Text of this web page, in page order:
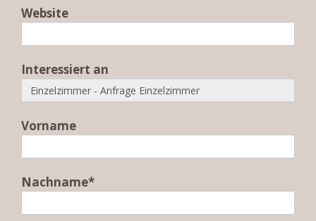
Website
Interessiert an
Vorname
Nachname*